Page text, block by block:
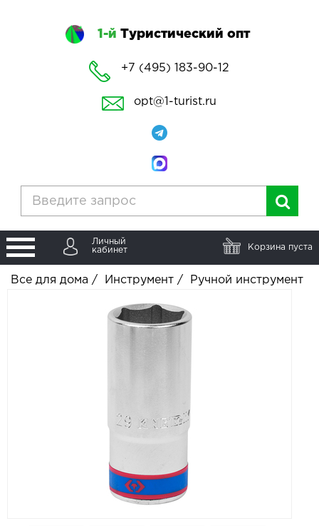
1-й Туристический опт
+7 (495) 183-90-12
opt@1-turist.ru
Личный
кабинет
Корзина пуста
Все для дома / Инструмент / Ручной инструмент